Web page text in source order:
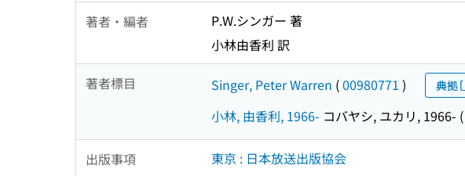
著者・編者
P.W.シンガー 著
小林由香利 訳
著者標目 Singer, Peter Warren (00980771 ) 典拠
小林, 由香利, 1966- コバヤシ, ユカリ, 1966- (
出版事項 東京 : 日本放送出版協会